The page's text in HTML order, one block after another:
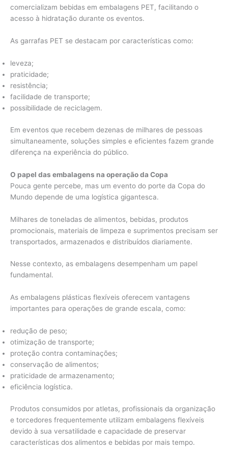
comercializam bebidas em embalagens PET, facilitando o
acesso à hidratação durante os eventos.
As garrafas PET se destacam por características como:
leveza;
praticidade;
resistência;
facilidade de transporte;
possibilidade de reciclagem.
Em eventos que recebem dezenas de milhares de pessoas
simultaneamente, soluções simples e eficientes fazem grande
diferença na experiência do público.
O papel das embalagens na operação da Copa
Pouca gente percebe, mas um evento do porte da Copa do
Mundo depende de uma logística gigantesca.
Milhares de toneladas de alimentos, bebidas, produtos
promocionais, materiais de limpeza e suprimentos precisam ser
transportados, armazenados e distribuídos diariamente.
Nesse contexto, as embalagens desempenham um papel
fundamental.
As embalagens plásticas flexíveis oferecem vantagens
importantes para operações de grande escala, como:
redução de peso;
otimização de transporte;
proteção contra contaminações;
conservação de alimentos;
praticidade de armazenamento;
eficiência logística.
Produtos consumidos por atletas, profissionais da organização
e torcedores frequentemente utilizam embalagens flexíveis
devido à sua versatilidade e capacidade de preservar
características dos alimentos e bebidas por mais tempo.